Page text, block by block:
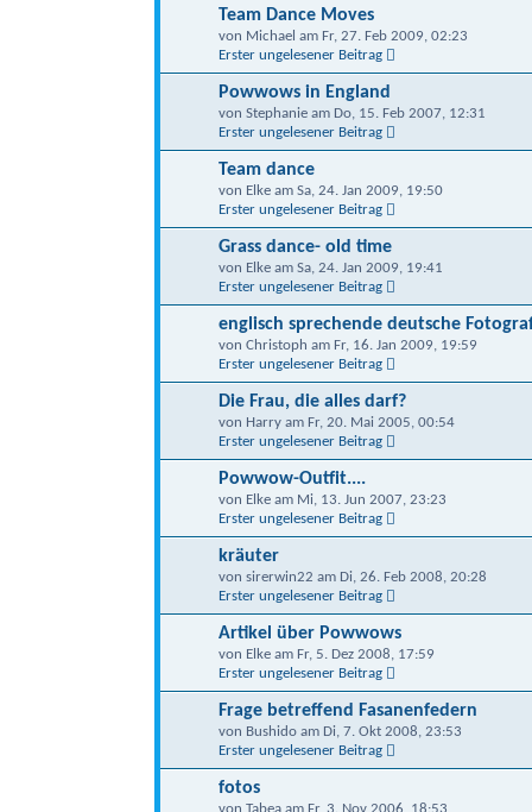
Team Dance Moves
von Michael am Fr, 27. Feb 2009, 02:23
Erster ungelesener Beitrag
Powwows in England
von Stephanie am Do, 15. Feb 2007, 12:31
Erster ungelesener Beitrag
Team dance
von Elke am Sa, 24. Jan 2009, 19:50
Erster ungelesener Beitrag
Grass dance- old time
von Elke am Sa, 24. Jan 2009, 19:41
Erster ungelesener Beitrag
englisch sprechende deutsche
von Christoph am Fr, 16. Jan 2009, 19:59
Erster ungelesener Beitrag
Die Frau, die alles darf?
von Harry am Fr, 20. Mai 2005, 00:54
Erster ungelesener Beitrag
Powwow-Outfit....
von Elke am Mi, 13. Jun 2007, 23:23
Erster ungelesener Beitrag
kräuter
von sirerwin22 am Di, 26. Feb 2008, 20:28
Erster ungelesener Beitrag
Artikel über Powwows
von Elke am Fr, 5. Dez 2008, 17:59
Erster ungelesener Beitrag
Frage betreffend Fasanenfedern
von Bushido am Di, 7. Okt 2008, 23:53
Erster ungelesener Beitrag
fotos
von Tabea am Fr, 3. Nov 2006, 18:53